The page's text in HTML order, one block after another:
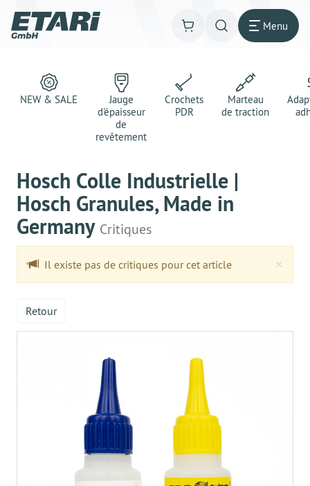
Menu
NEW & SALE
Jauge
d'épaisseur
de
revêtement
Crochets
PDR
Marteau
de traction
Hosch Colle Industrielle |
Hosch Granules, Made in
Germany Critiques
×
Il existe pas de critiques pour cet article
Retour